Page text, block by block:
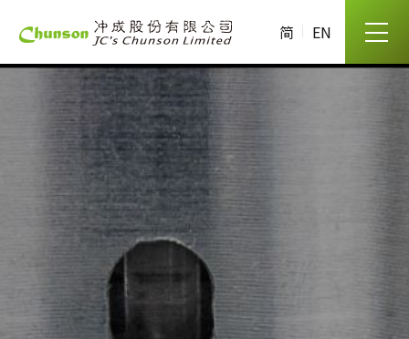
高精度晶圓厚度量測儀，精準掌
握每一微米 简 EN